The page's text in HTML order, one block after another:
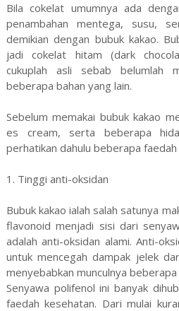
Bila cokelat umumnya ada
penambahan mentega, susu,
demikian dengan bubuk kakao.
jadi cokelat hitam (dark
cukuplah asli sebab belumlah
beberapa bahan yang lain.
Sebelum memakai bubuk kakao
es cream, serta beberapa
perhatikan dahulu beberapa
1. Tinggi anti-oksidan
Bubuk kakao ialah salah satunya
flavonoid menjadi sisi dari
adalah anti-oksidan alami. Anti-
untuk mencegah dampak jelek
menyebabkan munculnya
Senyawa polifenol ini banyak
faedah kesehatan. Dari mulai